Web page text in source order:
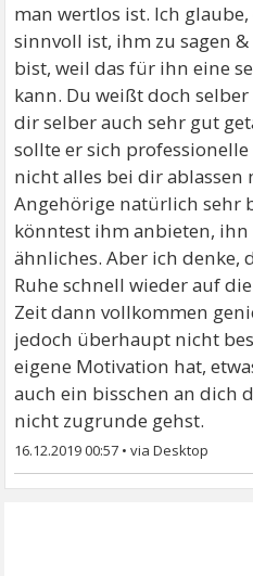
man wertlos ist. Ich
sinnvoll ist, ihm zu sagen
bist, weil das für ihn eine
kann. Du weißt doch
dir selber auch sehr gut
sollte er sich
nicht alles bei dir ablassen
Angehörige natürlich sehr
könntest ihm anbieten,
ähnliches. Aber ich denke,
Ruhe schnell wieder auf
Zeit dann vollkommen
jedoch überhaupt nicht
eigene Motivation hat,
auch ein bisschen an dich
nicht zugrunde gehst.
16.12.2019 00:57 •